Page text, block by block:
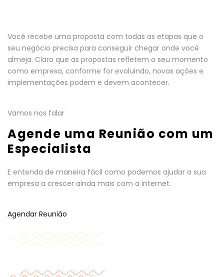
Você recebe uma proposta com todas as etapas que o
seu negócio precisa para conseguir chegar onde você
almeja. Claro que as propostas refletem o seu momento
como empresa, conforme for evoluindo, novas ações e
implementações podem e devem acontecer.
Vamos nos falar
Agende uma Reunião com um
Especialista
E entenda de maneira fácil como podemos ajudar a sua
empresa a crescer ainda mais com a internet.
Agendar Reunião